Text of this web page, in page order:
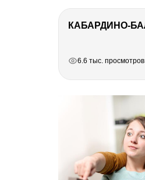
6.6 тыс. просмотров